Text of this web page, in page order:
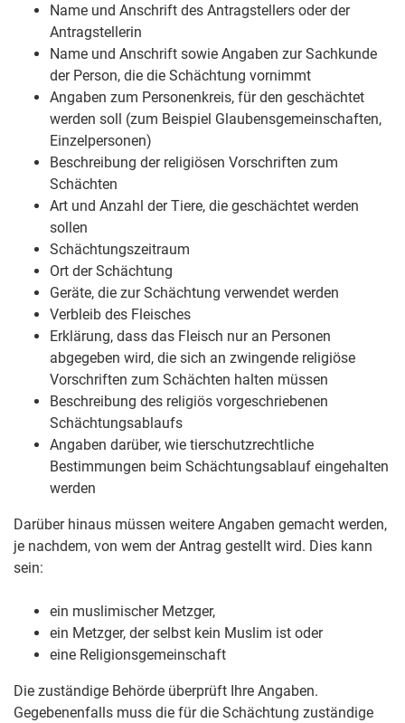
Name und Anschrift des Antragstellers oder der
Antragstellerin
Name und Anschrift sowie Angaben zur Sachkunde
der Person, die die Schächtung vornimmt
Angaben zum Personenkreis, für den geschächtet
werden soll (zum Beispiel Glaubensgemeinschaften,
Einzelpersonen)
Beschreibung der religiösen Vorschriften zum
Schächten
Art und Anzahl der Tiere, die geschächtet werden
sollen
Schächtungszeitraum
Ort der Schächtung
Geräte, die zur Schächtung verwendet werden
Verbleib des Fleisches
Erklärung, dass das Fleisch nur an Personen
abgegeben wird, die sich an zwingende religiöse
Vorschriften zum Schächten halten müssen
Beschreibung des religiös vorgeschriebenen
Schächtungsablaufs
Angaben darüber, wie tierschutzrechtliche
Bestimmungen beim Schächtungsablauf eingehalten
werden
Darüber hinaus müssen weitere Angaben gemacht werden,
je nachdem, von wem der Antrag gestellt wird. Dies kann
sein:
ein muslimischer Metzger,
ein Metzger, der selbst kein Muslim ist oder
eine Religionsgemeinschaft
Die zuständige Behörde überprüft Ihre Angaben.
Gegebenenfalls muss die für die Schächtung zuständige